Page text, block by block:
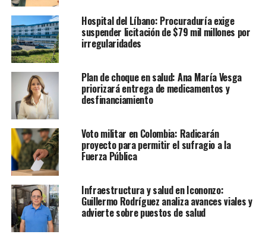
Hospital del Líbano: Procuraduría exige
suspender licitación de $79 mil millones por
irregularidades
Plan de choque en salud: Ana María Vesga
priorizará entrega de medicamentos y
desfinanciamiento
Voto militar en Colombia: Radicarán
proyecto para permitir el sufragio a la
Fuerza Pública
Infraestructura y salud en Icononzo:
Guillermo Rodríguez analiza avances viales y
advierte sobre puestos de salud